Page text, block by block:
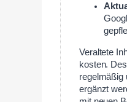
Veraltete
kosten.
regelmäßig
ergänzt